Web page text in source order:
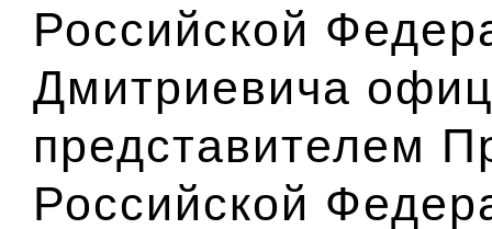
Российской
Дмитриевича
представителем
Российской